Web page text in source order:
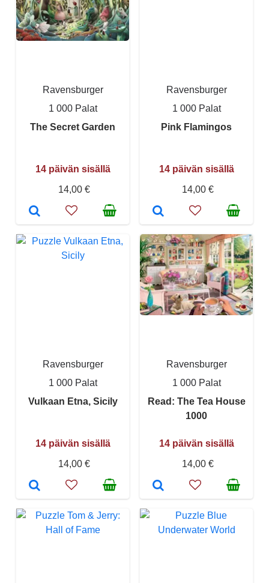
Ravensburger
1 000 Palat
The Secret Garden
14 päivän sisällä
14,00 €
Ravensburger
1 000 Palat
Pink Flamingos
14 päivän sisällä
14,00 €
Ravensburger
1 000 Palat
Vulkaan Etna, Sicily
14 päivän sisällä
14,00 €
Ravensburger
1 000 Palat
Read: The Tea House
1000
14 päivän sisällä
14,00 €